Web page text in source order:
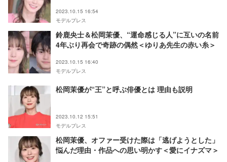
2023.10.15 16:54
モデルプレス
鈴鹿央士＆松岡茉優、“運命感じる人”に互いの名前
4年ぶり再会で奇跡の偶然＜ゆりあ先生の赤い糸＞
2023.10.15 16:40
モデルプレス
松岡茉優が“王”と呼ぶ俳優とは 理由も説明
2023.10.12 15:51
モデルプレス
松岡茉優、オファー受けた際は「逃げようとした」
悩んだ理由・作品への思い明かす＜愛にイナズマ＞